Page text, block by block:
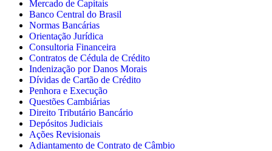
Mercado de Capitais
Banco Central do Brasil
Normas Bancárias
Orientação Jurídica
Consultoria Financeira
Contratos de Cédula de Crédito
Indenização por Danos Morais
Dívidas de Cartão de Crédito
Penhora e Execução
Questões Cambiárias
Direito Tributário Bancário
Depósitos Judiciais
Ações Revisionais
Adiantamento de Contrato de Câmbio